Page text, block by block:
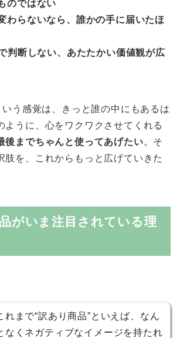
のではない
わらないなら、誰かの手に届いたほ
判断しない、あたたかい価値観が広
いう感覚は、きっと誰の中にもあるは
ように、心をワクワクさせてくれる
後までちゃんと使ってあげたい。そ
肢を、これからもっと広げていきた
がいま注目されている理
れまで“訳あり商品”といえば、なん
なくネガティブなイメージを持たれ